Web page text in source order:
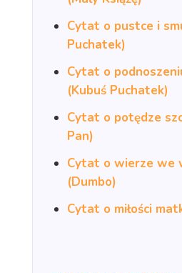
Cytat o pustce i
Puchatek)
Cytat o
(Kubuś Puchatek)
Cytat o potędze
Pan)
Cytat o wierze we
(Dumbo)
Cytat o miłości